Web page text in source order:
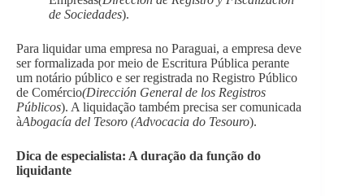
de Sociedades).
Para liquidar uma empresa no Paraguai, a empresa deve
ser formalizada por meio de Escritura Pública perante
um notário público e ser registrada no Registro Público
de Comércio(Dirección General de los Registros
Públicos). A liquidação também precisa ser comunicada
àAbogacía del Tesoro (Advocacia do Tesouro).
Dica de especialista: A duração da função do
liquidante